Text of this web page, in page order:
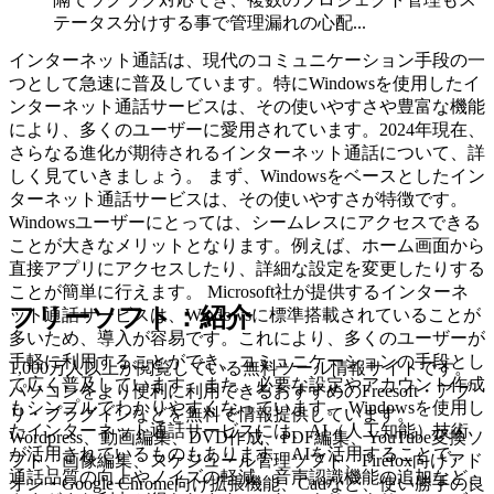
インターネット通話は、現代のコミュニケーション手段の一
つとして急速に普及しています。特にWindowsを使用したイ
ンターネット通話サービスは、その使いやすさや豊富な機能
により、多くのユーザーに愛用されています。2024年現在、
さらなる進化が期待されるインターネット通話について、詳
しく見ていきましょう。 まず、Windowsをベースとしたイン
ターネット通話サービスは、その使いやすさが特徴です。
Windowsユーザーにとっては、シームレスにアクセスできる
ことが大きなメリットとなります。例えば、ホーム画面から
直接アプリにアクセスしたり、詳細な設定を変更したりする
ことが簡単に行えます。 Microsoft社が提供するインターネ
ット通話サービスは、Windowsに標準搭載されていることが
多いため、導入が容易です。これにより、多くのユーザーが
手軽に利用することができ、コミュニケーションの手段とし
て広く普及しています。また、必要な設定やアカウント作成
もシンプルでわかりやすくなっています。 Windowsを使用し
たインターネット通話サービスには、AI（人工知能）技術
が活用されているものもあります。AIを活用することで、
通話品質の向上やノイズの軽減、音声認識機能の追加など、
テータス分けする事で管理漏れの心配...
フリーソフト：紹介
1,000万人以上が閲覧している無料ツール情報サイトです。
パソコンをより便利に利用できるおすすめのFreesoft・アプ
リ・プラグインなどを無料で情報提供しています。
Wordpress、動画編集、DVD作成、PDF編集、YouTube変換ソ
フト、画像編集、スケジュール管理ソフト、Firefox向けアド
オン・Google Chrome向け拡張機能、Cadなど、使い勝手の良